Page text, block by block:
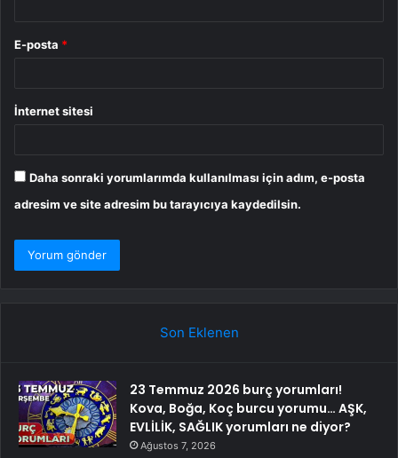
E-posta *
İnternet sitesi
Daha sonraki yorumlarımda kullanılması için adım, e-posta
adresim ve site adresim bu tarayıcıya kaydedilsin.
Son Eklenen
23 Temmuz 2026 burç yorumları!
Kova, Boğa, Koç burcu yorumu… AŞK,
EVLİLİK, SAĞLIK yorumları ne diyor?
Ağustos 7, 2026